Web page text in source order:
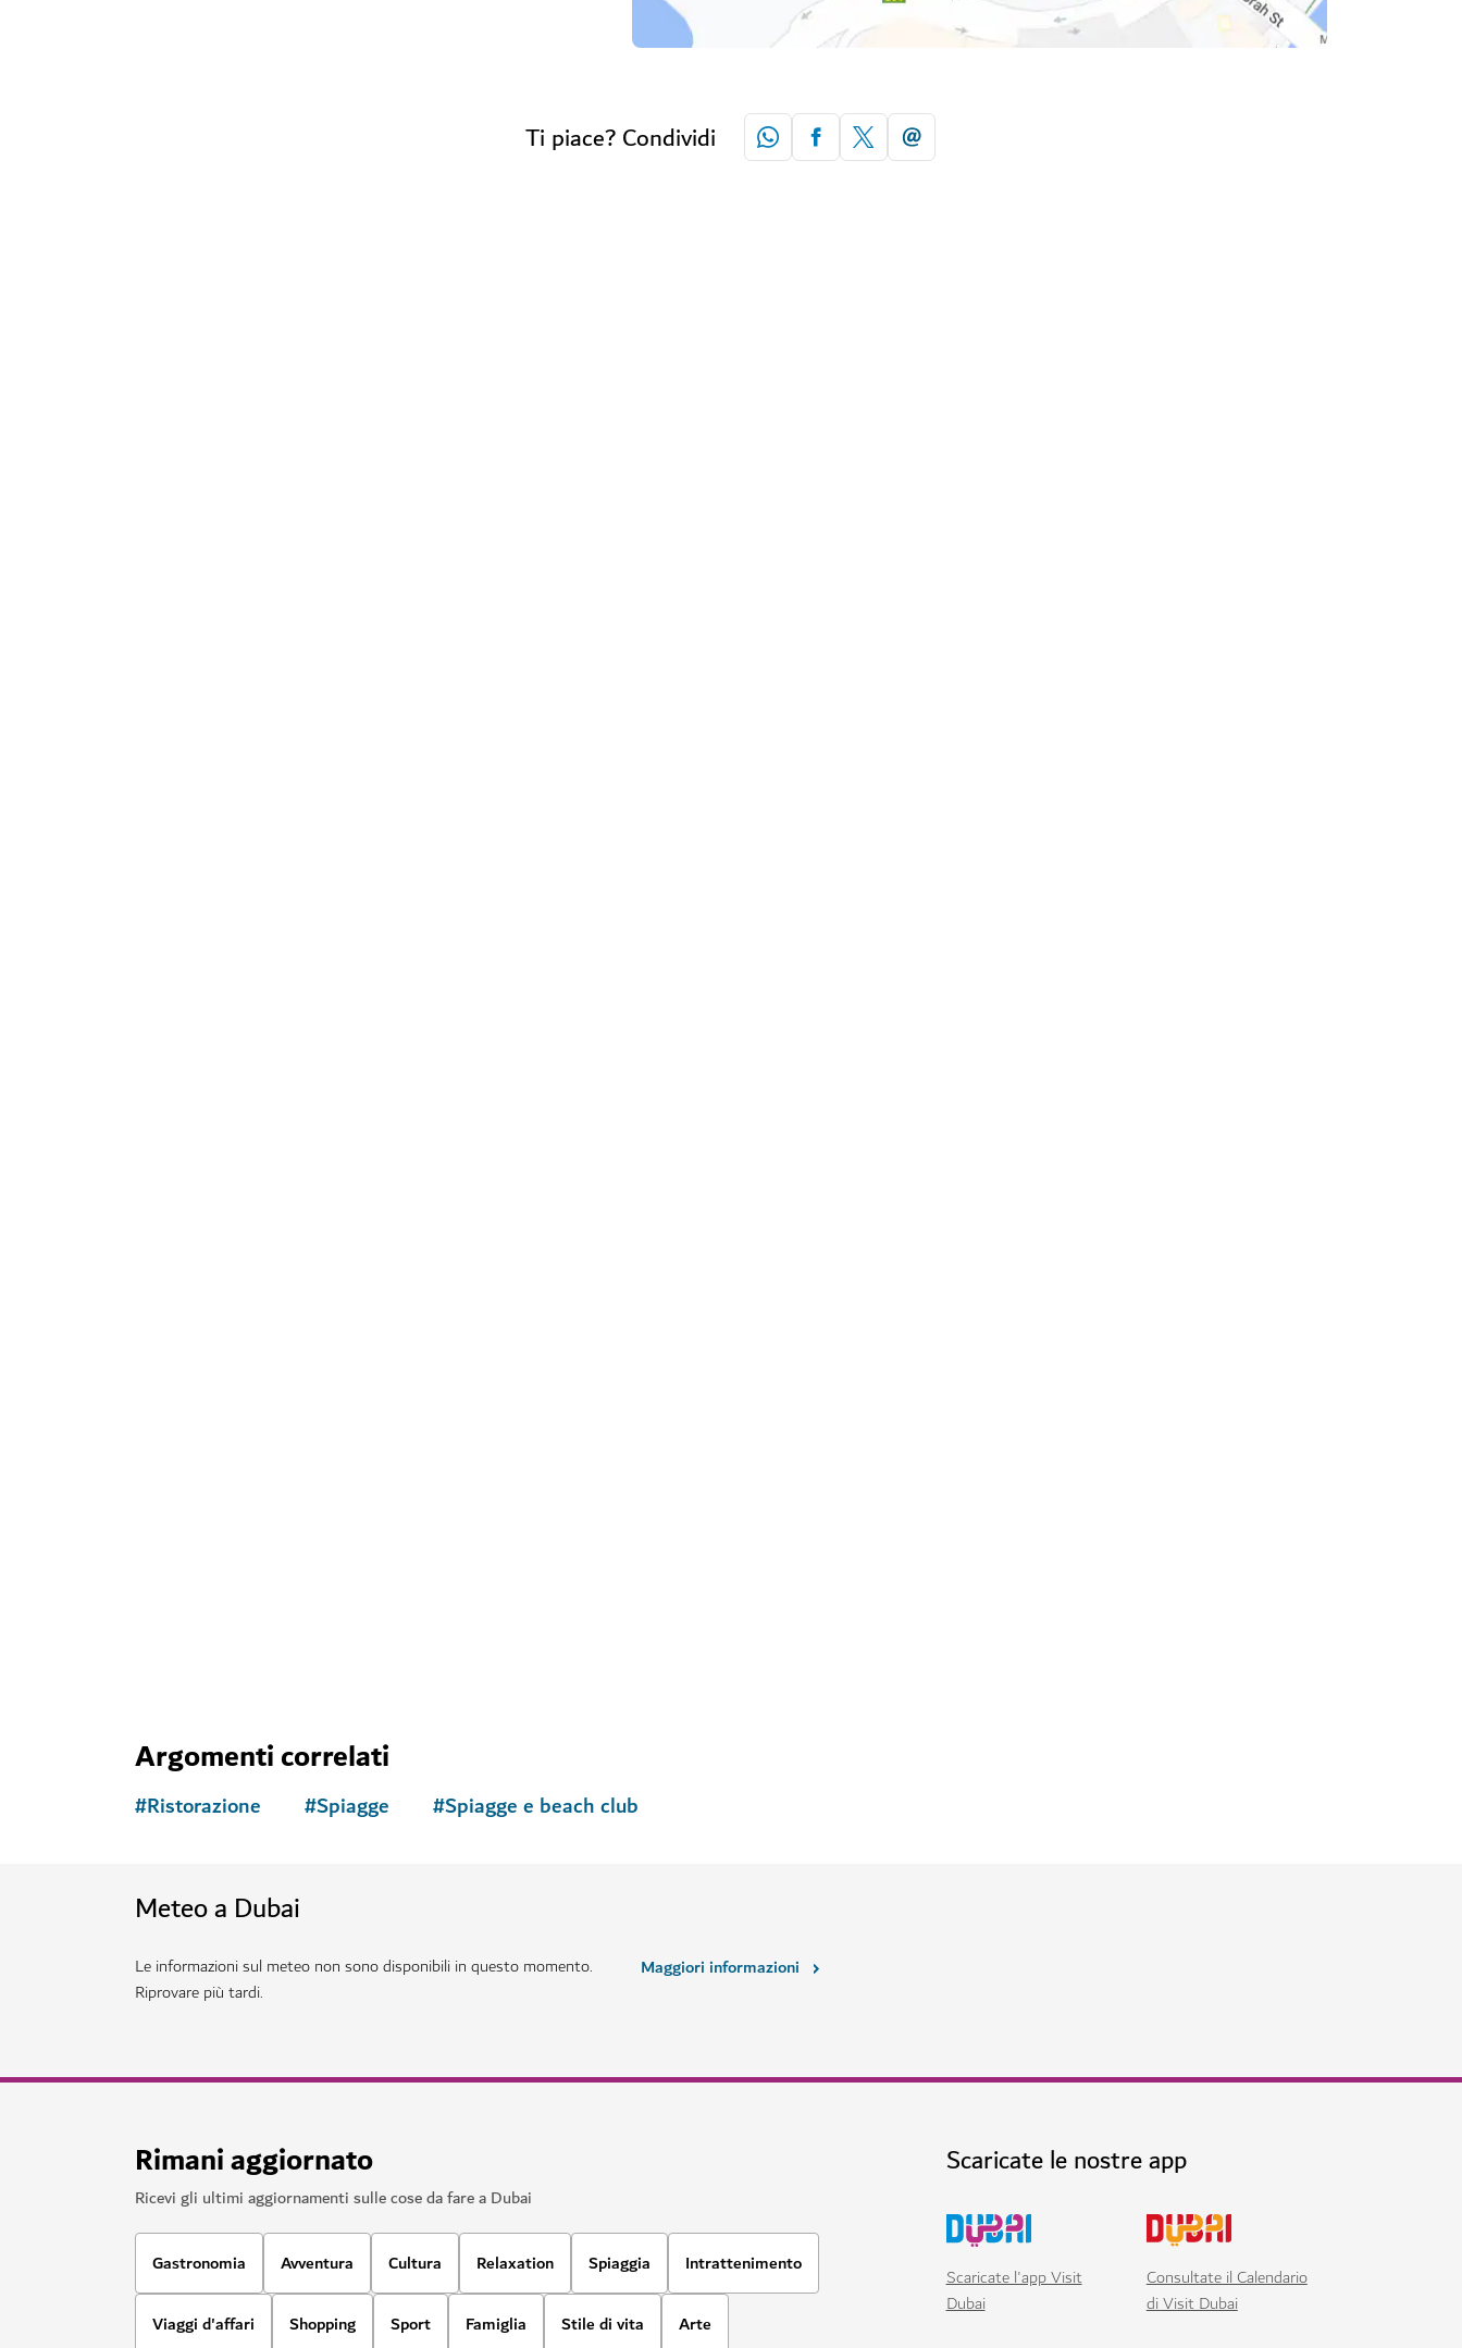
Ti piace? Condividi
Argomenti correlati
#Ristorazione #Spiagge #Spiagge e beach club
Meteo a Dubai
Le informazioni sul meteo non sono disponibili in questo momento.
Riprovare più tardi.
Maggiori informazioni
Rimani aggiornato
Ricevi gli ultimi aggiornamenti sulle cose da fare a Dubai
Gastronomia Avventura Cultura Relaxation Spiaggia Intrattenimento
Viaggi d'affari Shopping Sport Famiglia Stile di vita Arte
Scaricate le nostre app
Scaricate l'app Visit
Dubai
Consultate il Calendario
di Visit Dubai